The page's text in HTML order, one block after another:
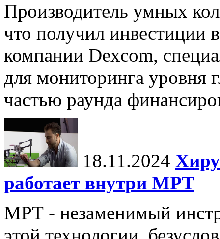
Производитель умных
что получил инвестиции
компании Dexcom,
для мониторинга уровня
частью раунда
18.11.2024
работает внутри МРТ
МРТ - незаменимый